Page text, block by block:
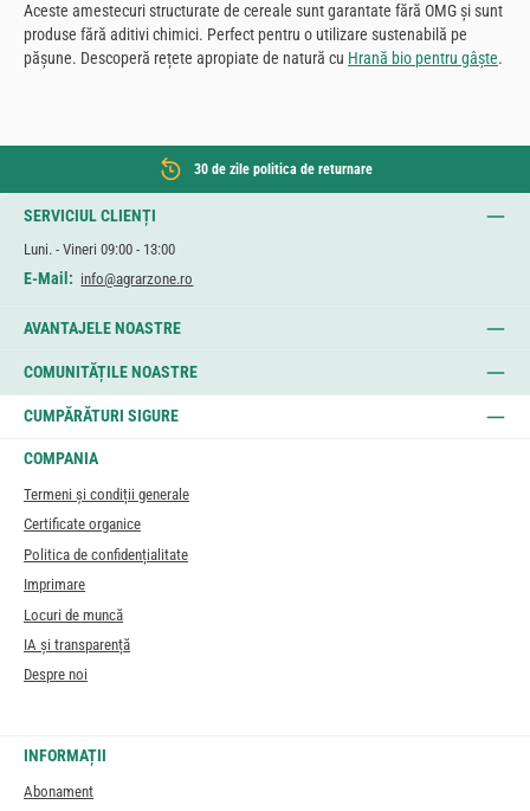
Aceste amestecuri structurate de cereale sunt garantate fără OMG și sunt
produse fără aditivi chimici. Perfect pentru o utilizare sustenabilă pe
pășune. Descoperă rețete apropiate de natură cu Hrană bio pentru gâște.
30 de zile politica de returnare
SERVICIUL CLIENȚI
Luni. - Vineri 09:00 - 13:00
E-Mail: info@agrarzone.ro
AVANTAJELE NOASTRE
COMUNITĂȚILE NOASTRE
CUMPĂRĂTURI SIGURE
COMPANIA
Termeni și condiții generale
Certificate organice
Politica de confidențialitate
Imprimare
Locuri de muncă
IA și transparență
Despre noi
INFORMAȚII
Abonament